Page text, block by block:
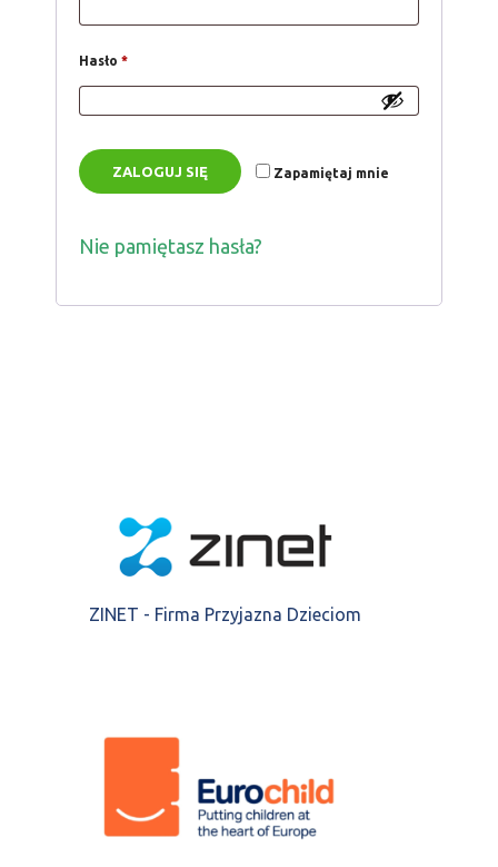
Hasło *
Zapamiętaj mnie
ZALOGUJ SIĘ
Nie pamiętasz hasła?
ZINET - Firma Przyjazna Dzieciom